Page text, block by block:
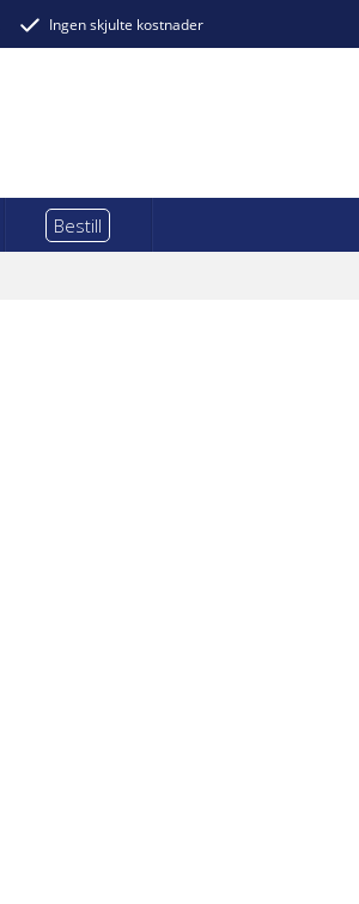
Ingen skjulte kostnader
Bestill